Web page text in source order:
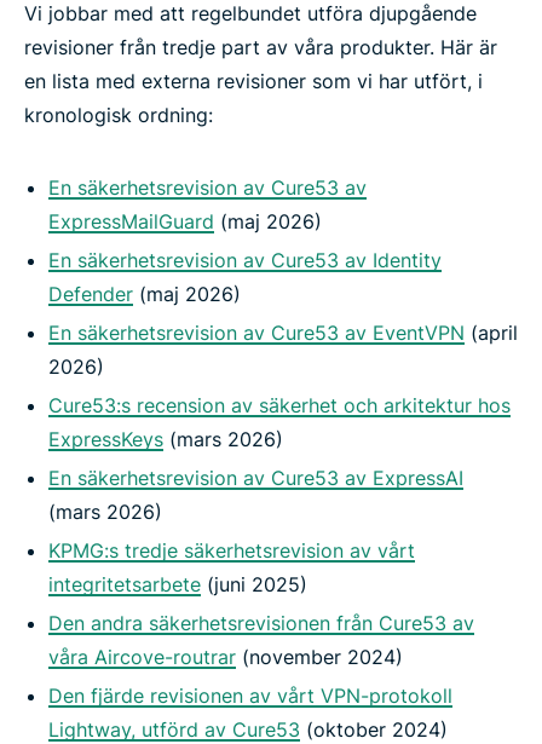
Vi jobbar med att regelbundet utföra djupgående
revisioner från tredje part av våra produkter. Här är
en lista med externa revisioner som vi har utfört, i
kronologisk ordning:
En säkerhetsrevision av Cure53 av
ExpressMailGuard (maj 2026)
En säkerhetsrevision av Cure53 av Identity
Defender (maj 2026)
En säkerhetsrevision av Cure53 av EventVPN (april
2026)
Cure53:s recension av säkerhet och arkitektur hos
ExpressKeys (mars 2026)
En säkerhetsrevision av Cure53 av ExpressAI
(mars 2026)
KPMG:s tredje säkerhetsrevision av vårt
integritetsarbete (juni 2025)
Den andra säkerhetsrevisionen från Cure53 av
våra Aircove-routrar (november 2024)
Den fjärde revisionen av vårt VPN-protokoll
Lightway, utförd av Cure53 (oktober 2024)